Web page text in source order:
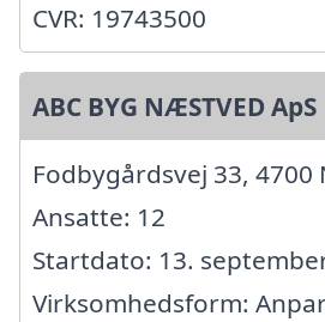
CVR: 19743500
ABC BYG NÆSTVED ApS
Fodbygårdsvej 33,
Ansatte: 12
Startdato: 13.
Virksomhedsform: